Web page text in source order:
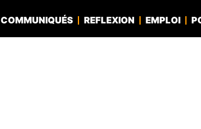
COMMUNIQUÉS REFLEXION EMPLOI